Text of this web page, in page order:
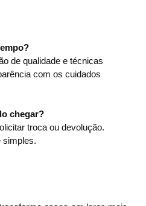
de qualidade e técnicas
com os cuidados
chegar?
troca ou devolução.
simples.